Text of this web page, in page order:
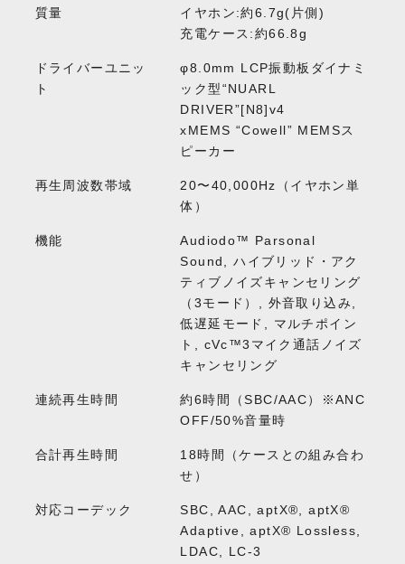
質量
イヤホン:約6.7g(片側)
充電ケース:約66.8g
ドライバーユニッ
ト
φ8.0mm LCP振動板ダイナミ
ック型“NUARL
DRIVER”[N8]v4
xMEMS “Cowell” MEMSス
ピーカー
再生周波数帯域
20〜40,000Hz（イヤホン単
体）
機能
Audiodo™ Parsonal
Sound, ハイブリッド・アク
ティブノイズキャンセリング
（3モード）, 外音取り込み,
低遅延モード, マルチポイン
ト, cVc™3マイク通話ノイズ
キャンセリング
連続再生時間
約6時間（SBC/AAC）※ANC
OFF/50%音量時
合計再生時間
18時間（ケースとの組み合わ
せ）
対応コーデック
SBC, AAC, aptX®, aptX®
Adaptive, aptX® Lossless,
LDAC, LC-3